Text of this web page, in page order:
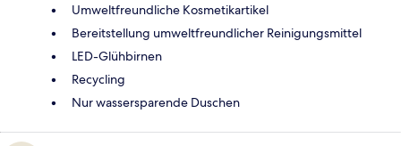
Umweltfreundliche Kosmetikartikel
Bereitstellung umweltfreundlicher Reinigungsmittel
LED-Glühbirnen
Recycling
Nur wassersparende Duschen